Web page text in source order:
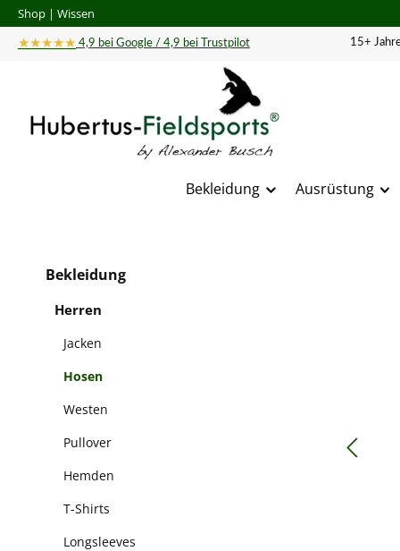
Hauptinhalt springen
Zur Suche springen
Zur Hauptnavigation springen
Shop | Wissen
★★★★★ 4,9 bei Google / 4,9 bei Trustpilot 15+
Bekleidung Ausrüstung
Bekleidung
Herren
Jacken
Hosen
Westen
Pullover
Hemden
T-Shirts
Longsleeves